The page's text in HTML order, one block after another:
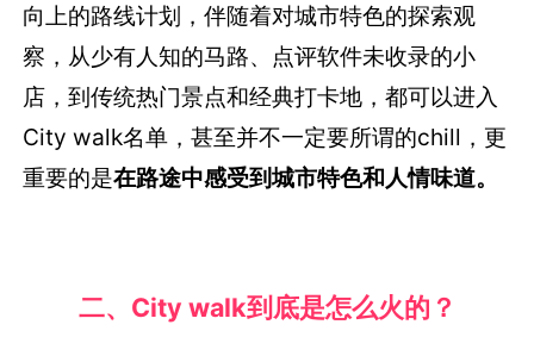
向上的路线计划，伴随着对城市特色的探索观
察，从少有人知的马路、点评软件未收录的小
店，到传统热门景点和经典打卡地，都可以进入
City walk名单，甚至并不一定要所谓的chill，更
重要的是在路途中感受到城市特色和人情味道。
二、City walk到底是怎么火的？